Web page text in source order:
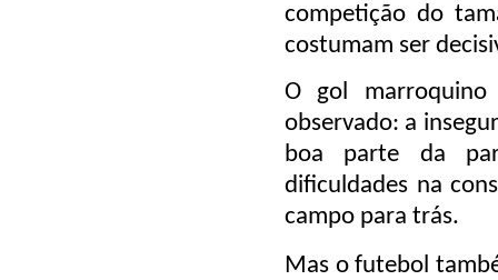
competição do
costumam ser
O gol
observado: a
boa parte da
dificuldades na
campo para trás.
Mas o futebol